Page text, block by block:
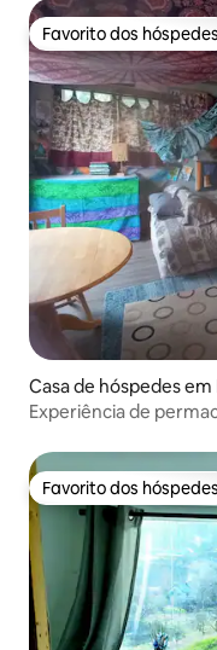
Favorito dos
Favorito dos hóspedes
Casa de hóspedes em
Experiência de
Favorito dos
Favorito dos hóspedes